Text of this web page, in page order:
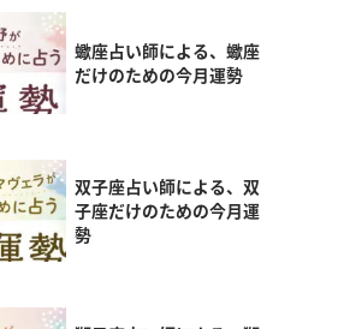
蠍座占い師による、蠍座
だけのための今月運勢
双子座占い師による、双
子座だけのための今月運
勢